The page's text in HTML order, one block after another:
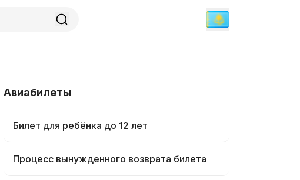
Авиабилеты
Билет для ребёнка до 12 лет
Процесс вынужденного возврата билета